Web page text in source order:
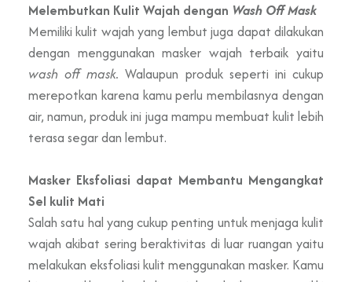
Melembutkan Kulit Wajah dengan Wash Off Mask
Memiliki kulit wajah yang lembut juga dapat dilakukan
dengan menggunakan masker wajah terbaik yaitu
wash off mask.Walaupun produk seperti ini cukup
merepotkan karena kamu perlu membilasnya dengan
air, namun, produk ini juga mampu membuat kulit lebih
terasa segar dan lembut.
Masker Eksfoliasi dapat Membantu Mengangkat
Sel kulit Mati
Salah satu hal yang cukup penting untuk menjaga kulit
wajah akibat sering beraktivitas di luar ruangan yaitu
melakukan eksfoliasi kulit menggunakan masker. Kamu